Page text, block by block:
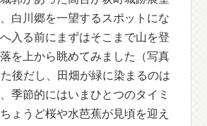
白川郷を一望するスポットにな
入る前にまずはそこまで山を登
を上から眺めてみました（写真
後だし、田畑が緑に染まるのは
季節的にはいまひとつのタイミ
ょうど桜や水芭蕉が見頃を迎え